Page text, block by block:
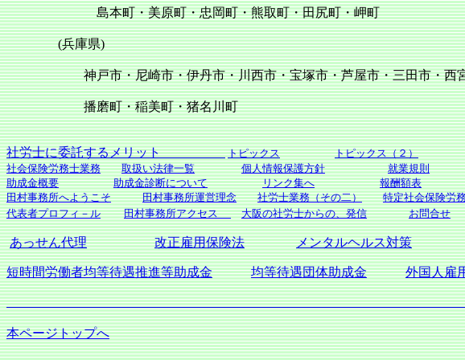
島本町・美原町・忠岡町・熊取町・田尻町・岬町
(兵庫県)
神戸市・尼崎市・伊丹市・川西市・宝塚市・芦屋市・三田市・西宮市
播磨町・稲美町・猪名川町
社労士に委託するメリット トピックス トピックス（２）
社会保険労務士業務
取扱い法律一覧 個人情報保護方針 就業規則
助成金概要
助成金診断について リンク集へ 報酬額表
田村事務所へようこそ
田村事務所運営理念 社労士業務（その二） 特定社会保険労
代表者プロフィ－ル
田村事務所アクセス 大阪の社労士からの、発信 お問合せ
あっせん代理 改正雇用保険法 メンタルヘルス対策
短時間労働者均等待遇推進等助成金 均等待遇団体助成金 外国人雇
社会保険労務士田
本ページトップへ